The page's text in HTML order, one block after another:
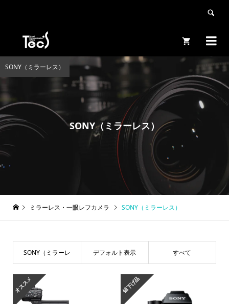


SONY（ミラーレス）
SONY（ミラーレス）
ミラーレス・一眼レフカメラ SONY（ミラーレス）
SONY（ミラーレ
ス）
デフォルト表示 すべて
オススメ 値下げ品